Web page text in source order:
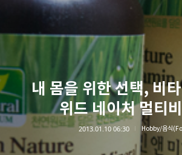
내 몸을 위한 선택, 비
위드 네이처 멀티
2013.01.10 06:30 Hobby/음식